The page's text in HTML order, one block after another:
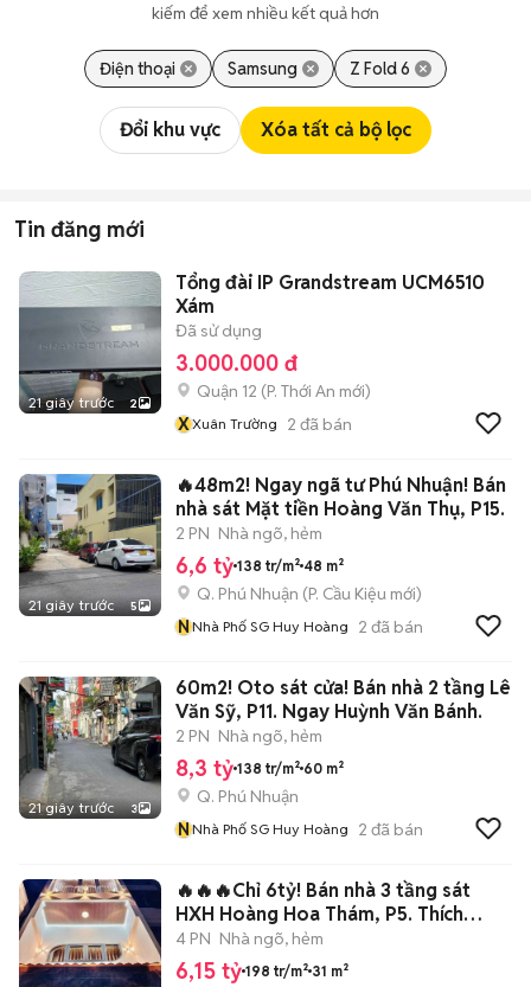
kiếm để xem nhiều kết quả hơn
Điện thoại Samsung Z Fold 6
Đổi khu vực Xóa tất cả bộ lọc
Tin đăng mới
21 giây trước 2
Tổng đài IP Grandstream UCM6510
Xám
Đã sử dụng
3.000.000 đ
Quận 12 (P. Thới An mới)
XXuân Trường 2 đã bán
21 giây trước 5
🔥48m2! Ngay ngã tư Phú Nhuận! Bán
nhà sát Mặt tiền Hoàng Văn Thụ, P15.
2 PN Nhà ngõ, hẻm
6,6 tỷ 138 tr/m² 48 m²
Q. Phú Nhuận (P. Cầu Kiệu mới)
NNhà Phố SG Huy Hoàng 2 đã bán
21 giây trước 3
60m2! Oto sát cửa! Bán nhà 2 tầng Lê
Văn Sỹ, P11. Ngay Huỳnh Văn Bánh.
2 PN Nhà ngõ, hẻm
8,3 tỷ 138 tr/m² 60 m²
Q. Phú Nhuận
NNhà Phố SG Huy Hoàng 2 đã bán
🔥🔥🔥Chỉ 6tỷ! Bán nhà 3 tầng sát
HXH Hoàng Hoa Thám, P5. Thích
Quảng Đức
4 PN Nhà ngõ, hẻm
6,15 tỷ 198 tr/m² 31 m²